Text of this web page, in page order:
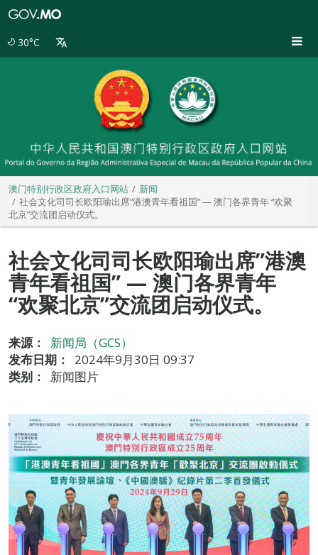
30°C
澳门特别行政区政府入口网站
新闻
社会文化司司长欧阳瑜出席”港澳青年看祖国” — 澳门各界青年 “欢聚
北京”交流团启动仪式。
社会文化司司长欧阳瑜出席”港澳
青年看祖国” — 澳门各界青年
“欢聚北京”交流团启动仪式。
来源：
新闻局（GCS）
发布日期：
2024年9月30日 09:37
类别：
新闻图片